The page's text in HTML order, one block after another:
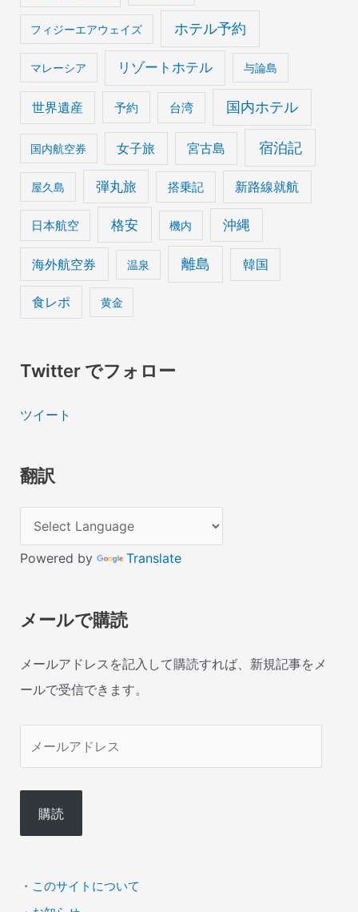
フィジーエアウェイズ ホテル予約
マレーシア リゾートホテル 与論島
世界遺産 予約 台湾 国内ホテル
国内航空券 女子旅 宮古島 宿泊記
屋久島 弾丸旅 搭乗記 新路線就航
日本航空 格安 機内 沖縄
海外航空券 温泉 離島 韓国
食レポ 黄金
Twitter でフォロー
ツイート
翻訳
Powered by Translate
メールで購読
メールアドレスを記入して購読すれば、新規記事をメ
ールで受信できます。
ル
ド
ス
購読
・ このサイトについて